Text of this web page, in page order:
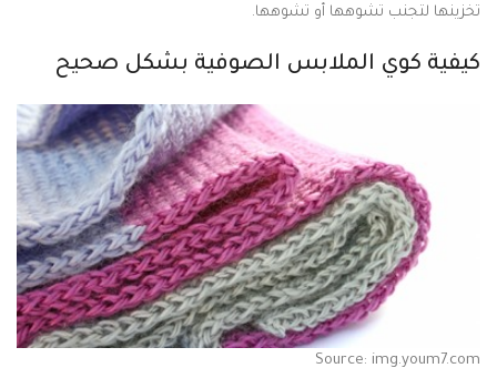
تخزينها لتجنب تشوهها أو تشوهها.
كيفية كوي الملابس الصوفية بشكل صحيح
Source: img.youm7.com